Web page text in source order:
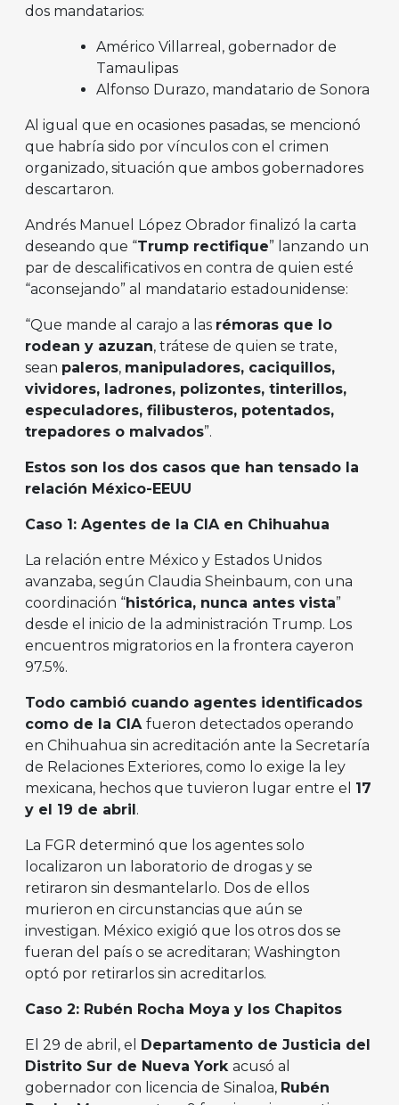
dos mandatarios:
Américo Villarreal, gobernador de
Tamaulipas
Alfonso Durazo, mandatario de Sonora
Al igual que en ocasiones pasadas, se mencionó
que habría sido por vínculos con el crimen
organizado, situación que ambos gobernadores
descartaron.
Andrés Manuel López Obrador finalizó la carta
deseando que “Trump rectifique” lanzando un
par de descalificativos en contra de quien esté
“aconsejando” al mandatario estadounidense:
“Que mande al carajo a las rémoras que lo
rodean y azuzan, trátese de quien se trate,
sean paleros, manipuladores, caciquillos,
vividores, ladrones, polizontes, tinterillos,
especuladores, filibusteros, potentados,
trepadores o malvados”.
Estos son los dos casos que han tensado la
relación México-EEUU
Caso 1: Agentes de la CIA en Chihuahua
La relación entre México y Estados Unidos
avanzaba, según Claudia Sheinbaum, con una
coordinación “histórica, nunca antes vista”
desde el inicio de la administración Trump. Los
encuentros migratorios en la frontera cayeron
97.5%.
Todo cambió cuando agentes identificados
como de la CIA fueron detectados operando
en Chihuahua sin acreditación ante la Secretaría
de Relaciones Exteriores, como lo exige la ley
mexicana, hechos que tuvieron lugar entre el 17
y el 19 de abril .
La FGR determinó que los agentes solo
localizaron un laboratorio de drogas y se
retiraron sin desmantelarlo. Dos de ellos
murieron en circunstancias que aún se
investigan. México exigió que los otros dos se
fueran del país o se acreditaran; Washington
optó por retirarlos sin acreditarlos.
Caso 2: Rubén Rocha Moya y los Chapitos
El 29 de abril, el
Departamento de Justicia del
Distrito Sur de Nueva York acusó al
gobernador con licencia de Sinaloa, Rubén